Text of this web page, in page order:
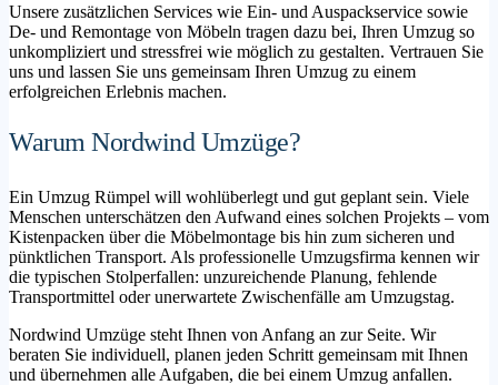
Unsere zusätzlichen Services wie Ein- und Auspackservice sowie
De- und Remontage von Möbeln tragen dazu bei, Ihren Umzug so
unkompliziert und stressfrei wie möglich zu gestalten. Vertrauen Sie
uns und lassen Sie uns gemeinsam Ihren Umzug zu einem
erfolgreichen Erlebnis machen.
Warum Nordwind Umzüge?
Ein Umzug Rümpel will wohlüberlegt und gut geplant sein. Viele
Menschen unterschätzen den Aufwand eines solchen Projekts – vom
Kistenpacken über die Möbelmontage bis hin zum sicheren und
pünktlichen Transport. Als professionelle Umzugsfirma kennen wir
die typischen Stolperfallen: unzureichende Planung, fehlende
Transportmittel oder unerwartete Zwischenfälle am Umzugstag.
Nordwind Umzüge steht Ihnen von Anfang an zur Seite. Wir
beraten Sie individuell, planen jeden Schritt gemeinsam mit Ihnen
und übernehmen alle Aufgaben, die bei einem Umzug anfallen.